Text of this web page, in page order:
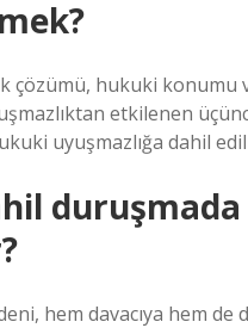
çözümü, hukuki konumu
etkilenen
uyuşmazlığa dahil
hem davacıya hem de